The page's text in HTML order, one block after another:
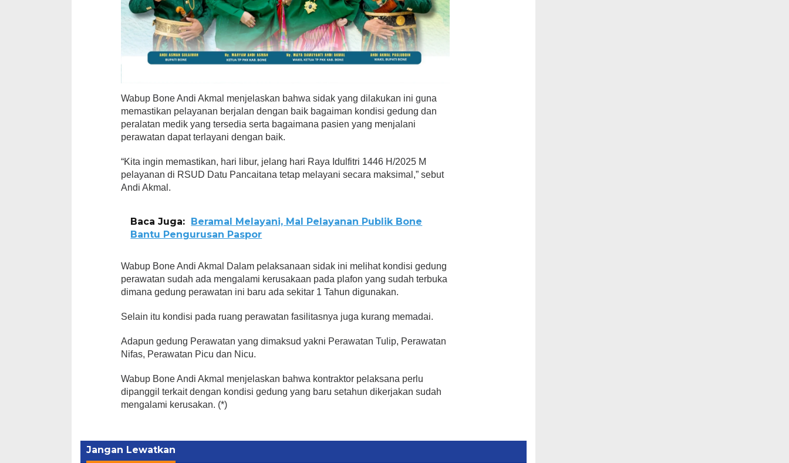
Wabup Bone Andi Akmal menjelaskan bahwa sidak yang dilakukan ini guna
memastikan pelayanan berjalan dengan baik bagaiman kondisi gedung dan
peralatan medik yang tersedia serta bagaimana pasien yang menjalani
perawatan dapat terlayani dengan baik.
“Kita ingin memastikan, hari libur, jelang hari Raya Idulfitri 1446 H/2025 M
pelayanan di RSUD Datu Pancaitana tetap melayani secara maksimal,” sebut
Andi Akmal.
Baca Juga:
Beramal Melayani, Mal Pelayanan Publik Bone
Bantu Pengurusan Paspor
Wabup Bone Andi Akmal Dalam pelaksanaan sidak ini melihat kondisi gedung
perawatan sudah ada mengalami kerusakaan pada plafon yang sudah terbuka
dimana gedung perawatan ini baru ada sekitar 1 Tahun digunakan.
Selain itu kondisi pada ruang perawatan fasilitasnya juga kurang memadai.
Adapun gedung Perawatan yang dimaksud yakni Perawatan Tulip, Perawatan
Nifas, Perawatan Picu dan Nicu.
Wabup Bone Andi Akmal menjelaskan bahwa kontraktor pelaksana perlu
dipanggil terkait dengan kondisi gedung yang baru setahun dikerjakan sudah
mengalami kerusakan. (*)
Jangan Lewatkan